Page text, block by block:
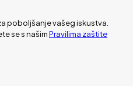
poboljšanje vašeg iskustva.
se s našimPravilima zaštite